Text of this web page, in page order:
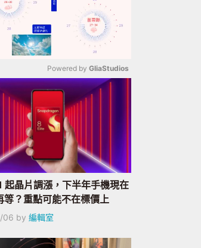
Mute
Powered by GliaStudios
起晶片調漲，下半年手機現在
等？重點可能不在標價上
06 by 編輯室